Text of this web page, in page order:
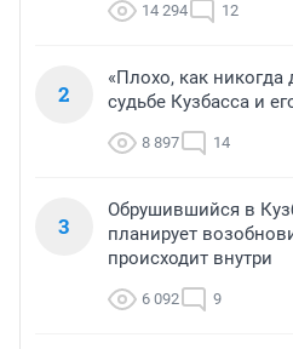
14 294 12
2
«Плохо, как никогда
судьбе Кузбасса и
8 897 14
3
Обрушившийся в
планирует
происходит внутри
6 092 9